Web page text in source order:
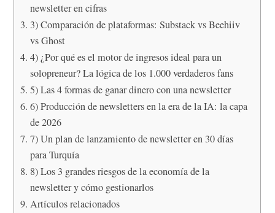
newsletter en cifras
3) Comparación de plataformas: Substack vs Beehiiv
vs Ghost
4) ¿Por qué es el motor de ingresos ideal para un
solopreneur? La lógica de los 1.000 verdaderos fans
5) Las 4 formas de ganar dinero con una newsletter
6) Producción de newsletters en la era de la IA: la capa
de 2026
7) Un plan de lanzamiento de newsletter en 30 días
para Turquía
8) Los 3 grandes riesgos de la economía de la
newsletter y cómo gestionarlos
Artículos relacionados